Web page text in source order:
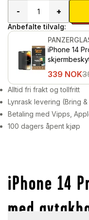
-
+
Anbefalte tilvalg:
iPhone 14
Wide Fit
339 NOK
Alltid fri frakt og tollfritt
Lynrask levering (Bring
Betaling med Vipps,
100 dagers åpent kjøp
iPhone 14
med